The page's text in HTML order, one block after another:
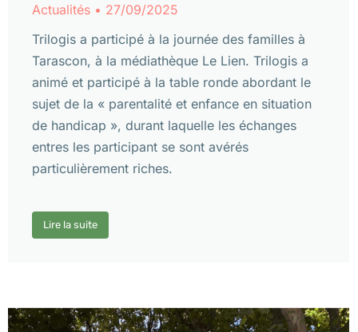
Actualités
27/09/2025
Trilogis a participé à la journée des familles à
Tarascon, à la médiathèque Le Lien. Trilogis a
animé et participé à la table ronde abordant le
sujet de la « parentalité et enfance en situation
de handicap », durant laquelle les échanges
entres les participant se sont avérés
particulièrement riches.
Lire la suite